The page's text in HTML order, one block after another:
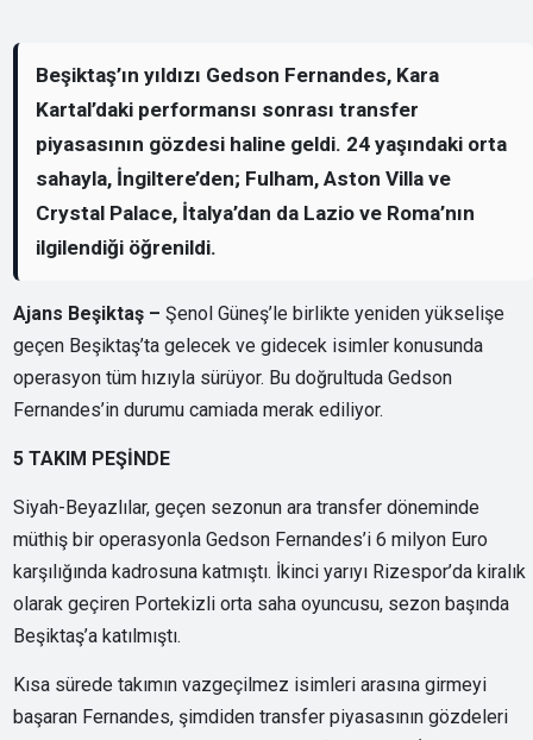
Beşiktaş’ın yıldızı Gedson Fernandes, Kara
Kartal’daki performansı sonrası transfer
piyasasının gözdesi haline geldi. 24 yaşındaki orta
sahayla, İngiltere’den; Fulham, Aston Villa ve
Crystal Palace, İtalya’dan da Lazio ve Roma’nın
ilgilendiği öğrenildi.
Ajans Beşiktaş –Şenol Güneş’le birlikte yeniden yükselişe
geçen Beşiktaş’ta gelecek ve gidecek isimler konusunda
operasyon tüm hızıyla sürüyor. Bu doğrultuda Gedson
Fernandes’in durumu camiada merak ediliyor.
5 TAKIM PEŞİNDE
Siyah-Beyazlılar, geçen sezonun ara transfer döneminde
müthiş bir operasyonla Gedson Fernandes’i 6 milyon Euro
karşılığında kadrosuna katmıştı. İkinci yarıyı Rizespor’da kiralık
olarak geçiren Portekizli orta saha oyuncusu, sezon başında
Beşiktaş’a katılmıştı.
Kısa sürede takımın vazgeçilmez isimleri arasına girmeyi
başaran Fernandes, şimdiden transfer piyasasının gözdeleri